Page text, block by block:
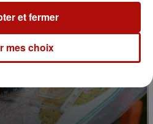
mes choix
et fermer